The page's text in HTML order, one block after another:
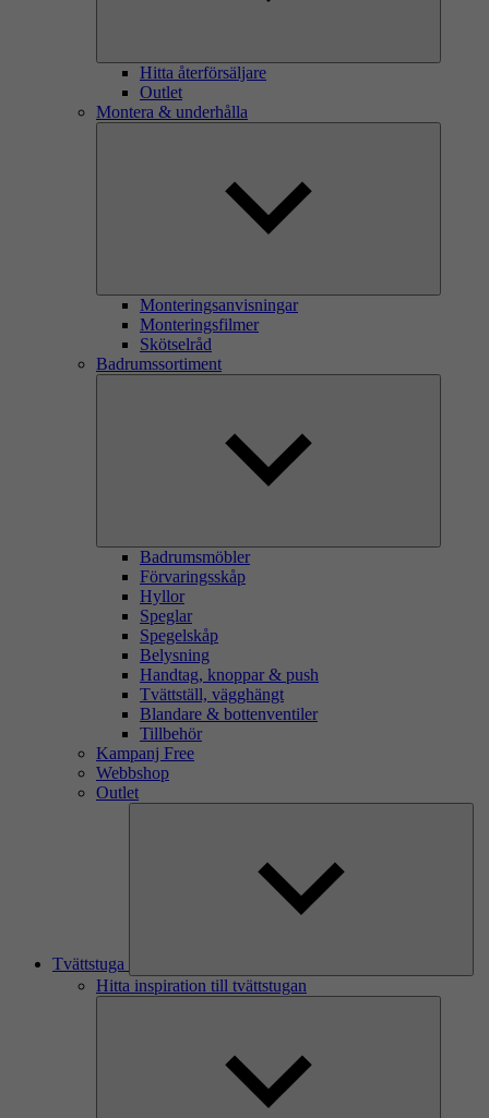
Hitta återförsäljare
Outlet
Montera & underhålla
Monteringsanvisningar
Monteringsfilmer
Skötselråd
Badrumssortiment
Badrumsmöbler
Förvaringsskåp
Hyllor
Speglar
Spegelskåp
Belysning
Handtag, knoppar & push
Tvättställ, vägghängt
Blandare & bottenventiler
Tillbehör
Kampanj Free
Webbshop
Outlet
Tvättstuga
Hitta inspiration till tvättstugan